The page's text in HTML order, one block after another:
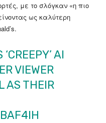
με το σλόγκαν «η πιο
ως καλύτερη
AI
VIEWER
AS THEIR